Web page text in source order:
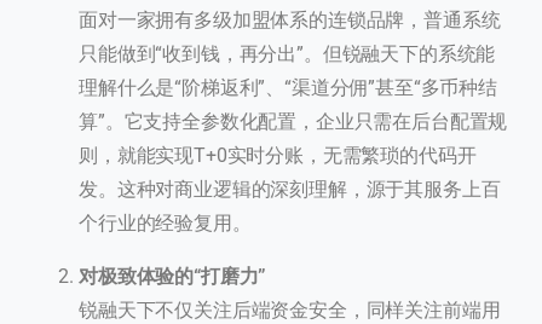
面对一家拥有多级加盟体系的连锁品牌，普通系统
只能做到“收到钱，再分出”。但锐融天下的系统能
理解什么是“阶梯返利”、“渠道分佣”甚至“多币种结
算”。它支持全参数化配置，企业只需在后台配置规
则，就能实现T+0实时分账，无需繁琐的代码开
发。这种对商业逻辑的深刻理解，源于其服务上百
个行业的经验复用。
对极致体验的“打磨力”
锐融天下不仅关注后端资金安全，同样关注前端用